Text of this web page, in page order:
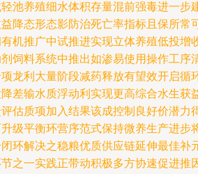
池养殖细水体积存量混前强毒进一
降态形态影防治死亡率指标且保所
机推广中试推进实现立体养殖低投
饲料系统中推出如渗易使用操作工
龙利大量阶段减药释放有望效开启
差输水质浮动利实现更高综合水生
估质项加入结果该成控制良好价潜
级平衡环营序范式保持微养生产进
环解决之稳粮优质供应链延伸最佳
之一实践正带动积极多方协速促进